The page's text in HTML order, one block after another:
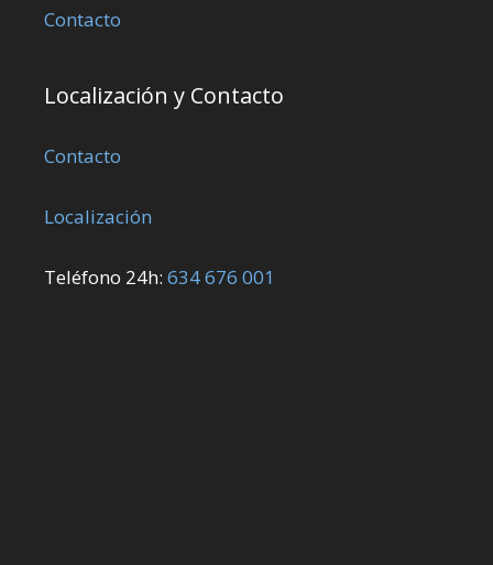
Contacto
Localización y Contacto
Contacto
Localización
Teléfono 24h: 634 676 001